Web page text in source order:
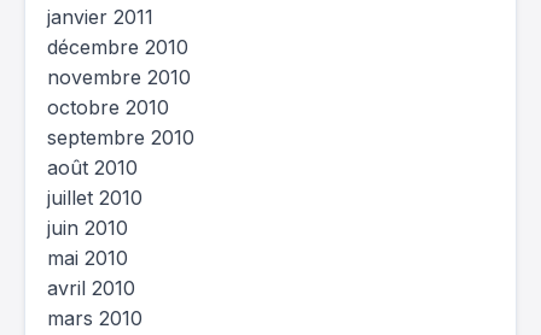
janvier 2011
décembre 2010
novembre 2010
octobre 2010
septembre 2010
août 2010
juillet 2010
juin 2010
mai 2010
avril 2010
mars 2010